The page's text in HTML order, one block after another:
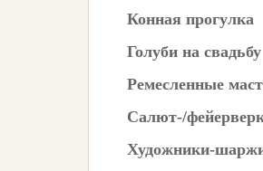
Конная прогулка
Голуби на свадьбу
Ремесленные
Салют-/
Художники-